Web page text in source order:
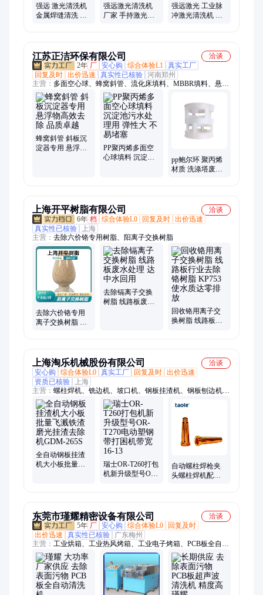
激光焊接机、手持激光焊接机、激光切割机、激光熔覆设备、焊
缝激光清洗机
强远 激光清洗机
金属焊缝清洗 碳
强远激光清洗机
厂家 手持激光除
强远激光 工业脉
冲激光清洗机 除
江苏正洁环保有限公司
洽谈
2年 厂 安心购 综合体验L1 真实工厂
回复及时 出价迅速 真实性已核验 河南郑州
主营： 多面空心球、蜂窝斜管、流化床填料、MBBR填料、悬浮
球填料、泰勒花环填料、ABS絮凝球、矩鞍环填料、生物绳型填
料、立体弹性填料、组合填料、阶梯环填料、规整填料、冷却塔
填料、波纹填料、盘式曝气器、管式曝气器、旋流曝气器、单孔
膜曝气器、ABS滤头、彗星式纤维滤料、纤维球滤料、石英砂滤
料
蜂窝斜管 斜板沉
淀器专用 悬浮物
PP聚丙烯多面空
心球填料 沉淀池
pp鲍尔环 聚丙烯
材质 洗涤塔废气
上海开平树脂有限公司
洽谈
6年 档 综合体验L0 回复及时 出价迅速
真实性已核验
上海
主营： 去除六价铬专用树脂、阳离子交换树脂
去除六价铬专用
离子交换树脂 生
去除镉离子交换
树脂 线路板废水
回收铬用离子交
换树脂 线路板行
上海淘乐机械股份有限公司
洽谈
安心购
综合体验L0 真实工厂 回复及时 出价迅速
资质已核验
上海
主营： 螺柱焊机、铣边机、坡口机、钢板挂渣机、钢板刨边机、
激光焊机、倒棱机、铝焊丝、法兰机、自走缠绕机、电动打包
机、穿带机、焊接设备工作站、斯米克焊丝
全自动钢板挂渣
机大小板批量飞
瑞士OR-T260打包
机新升级型号OR-
自动螺柱焊枪夹
头螺柱焊机配件
东莞市瑾耀精密设备有限公司
洽谈
5年 厂 安心购 综合体验L0
回复及时
出价迅速
真实性已核验
广东梅州
主营： 工业烘箱、工业热风烤箱、工业电子烤箱、PCB板全自动
清洗机、高温炉、隧道炉、烧结炉、工业热处理设备、热风循环
烘箱、热风循环烤箱、无尘氮气烤箱、工业预热罩、预热罩、焊
接预热罩、高温热风烤箱、电镀烤箱、贴片电阻电镀烤箱